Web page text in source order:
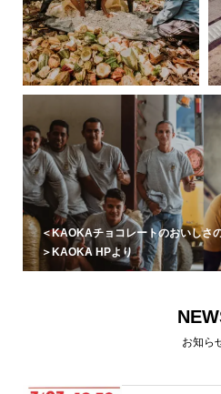
＜KAOKAチョコレートのおいしさ
＞KAOKA HPより
お知ら